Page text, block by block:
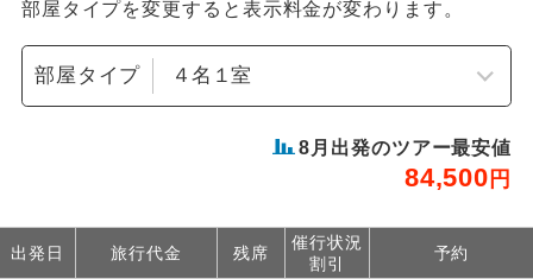
部屋タイプを変更すると表示料金が変わります。
部屋タイプ
8 月出発のツアー最安値
84,500 円
出発日 旅行代金 残席
催行状況
割引
予約